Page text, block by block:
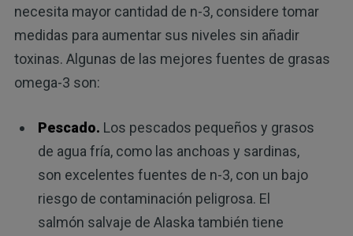
necesita mayor cantidad de n-3, considere tomar
medidas para aumentar sus niveles sin añadir
toxinas. Algunas de las mejores fuentes de grasas
omega-3 son:
Pescado. Los pescados pequeños y grasos
de agua fría, como las anchoas y sardinas,
son excelentes fuentes de n-3, con un bajo
riesgo de contaminación peligrosa. El
salmón salvaje de Alaska también tiene